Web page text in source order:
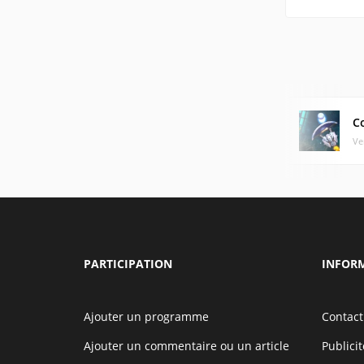
PARTICIPATION
Ajouter un programme
Ajouter un commentaire ou un article
Contact